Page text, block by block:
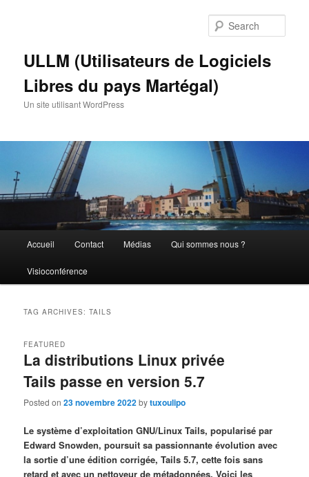
ULLM (Utilisateurs de Logiciels
Libres du pays Martégal)
Un site utilisant WordPress
Accueil Contact Médias Qui sommes nous ?
Visioconférence
TAG ARCHIVES:TAILS
La distributions Linux privée
Tails passe en version 5.7
FEATURED
Posted on23 novembre 2022bytuxoulipo
Le système d’exploitation GNU/Linux Tails, popularisé par
Edward Snowden, poursuit sa passionnante évolution avec
la sortie d’une édition corrigée, Tails 5.7, cette fois sans
retard et avec un nettoyeur de métadonnées. Voici les